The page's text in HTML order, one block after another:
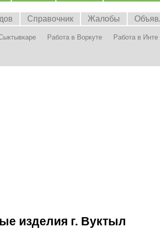
Справочник Жалобы
Работа в Воркуте Работа в Инте
изделия г. Вуктыл